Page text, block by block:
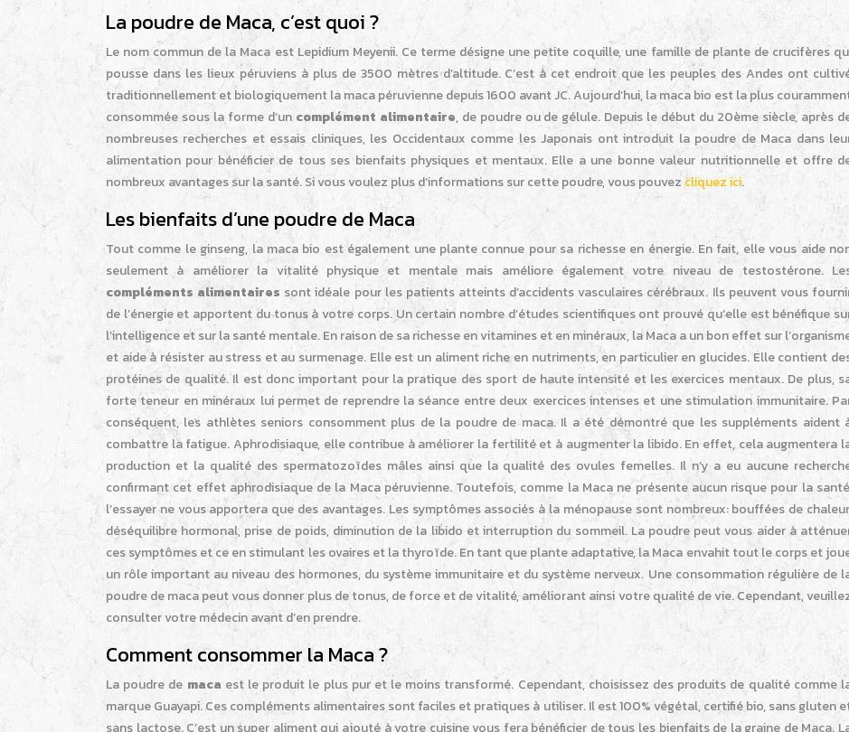
La poudre de Maca, c’est quoi ?
Le nom commun de la Maca est Lepidium Meyenii. Ce terme désigne une petite coquille, une famille de plante de crucifères
pousse dans les lieux péruviens à plus de 3500 mètres d’altitude. C’est à cet endroit que les peuples des Andes ont
traditionnellement et biologiquement la maca péruvienne depuis 1600 avant JC. Aujourd’hui, la maca bio est la plus
consommée sous la forme d’un complément alimentaire, de poudre ou de gélule. Depuis le début du 20ème siècle, après
nombreuses recherches et essais cliniques, les Occidentaux comme les Japonais ont introduit la poudre de Maca dans
alimentation pour bénéficier de tous ses bienfaits physiques et mentaux. Elle a une bonne valeur nutritionnelle et offre
nombreux avantages sur la santé. Si vous voulez plus d’informations sur cette poudre, vous pouvez cliquez ici.
Les bienfaits d’une poudre de Maca
Tout comme le ginseng, la maca bio est également une plante connue pour sa richesse en énergie. En fait, elle vous aide
seulement à améliorer la vitalité physique et mentale mais améliore également votre niveau de testostérone.
compléments alimentaires sont idéale pour les patients atteints d’accidents vasculaires cérébraux. Ils peuvent vous
de l’énergie et apportent du tonus à votre corps. Un certain nombre d’études scientifiques ont prouvé qu’elle est bénéfique
l’intelligence et sur la santé mentale. En raison de sa richesse en vitamines et en minéraux, la Maca a un bon effet sur
et aide à résister au stress et au surmenage. Elle est un aliment riche en nutriments, en particulier en glucides. Elle contient
protéines de qualité. Il est donc important pour la pratique des sport de haute intensité et les exercices mentaux. De plus,
forte teneur en minéraux lui permet de reprendre la séance entre deux exercices intenses et une stimulation immunitaire.
conséquent, les athlètes seniors consomment plus de la poudre de maca. Il a été démontré que les suppléments aident
combattre la fatigue. Aphrodisiaque, elle contribue à améliorer la fertilité et à augmenter la libido. En effet, cela augmentera
production et la qualité des spermatozoïdes mâles ainsi que la qualité des ovules femelles. Il n’y a eu aucune
confirmant cet effet aphrodisiaque de la Maca péruvienne. Toutefois, comme la Maca ne présente aucun risque pour la
l’essayer ne vous apportera que des avantages. Les symptômes associés à la ménopause sont nombreux: bouffées de
déséquilibre hormonal, prise de poids, diminution de la libido et interruption du sommeil. La poudre peut vous aider à
ces symptômes et ce en stimulant les ovaires et la thyroïde. En tant que plante adaptative, la Maca envahit tout le corps et
un rôle important au niveau des hormones, du système immunitaire et du système nerveux. Une consommation régulière de
poudre de maca peut vous donner plus de tonus, de force et de vitalité, améliorant ainsi votre qualité de vie. Cependant,
consulter votre médecin avant d’en prendre.
Comment consommer la Maca ?
La poudre de maca est le produit le plus pur et le moins transformé. Cependant, choisissez des produits de qualité comme
marque Guayapi. Ces compléments alimentaires sont faciles et pratiques à utiliser. Il est 100% végétal, certifié bio, sans gluten
sans lactose. C’est un super aliment qui ajouté à votre cuisine vous fera bénéficier de tous les bienfaits de la graine de Maca.